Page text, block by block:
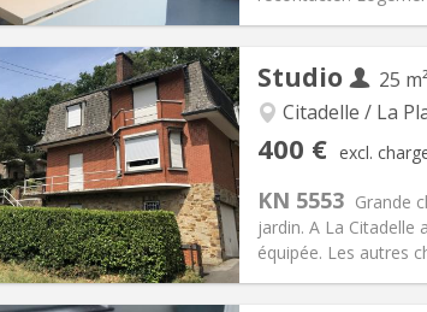
Studio
25 m²
Citadelle / La
400 € excl.
KN 5553 Grande
jardin. A La Citadelle
équipée. Les autres
Info
€
150 €
12 months, 11 months, 10
5-6 months
With conditions
Arrangement
Bathroom:
Surface:25 m2